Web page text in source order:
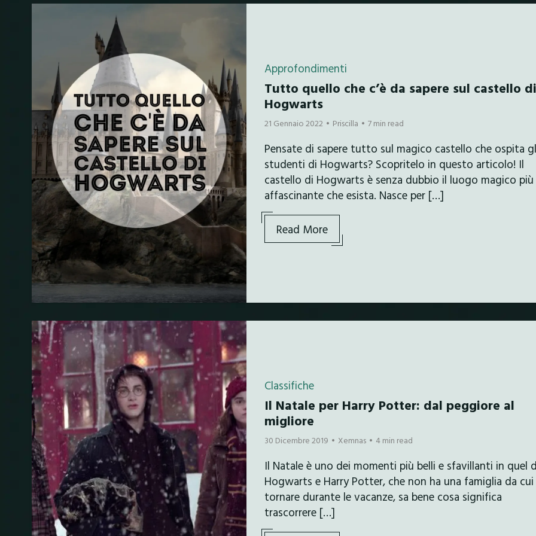
Approfondimenti
Tutto quello che c’è da sapere sul castello
Hogwarts
21 Gennaio 2022 Priscilla 7 min read
Pensate di sapere tutto sul magico castello che ospita
studenti di Hogwarts? Scopritelo in questo articolo! Il
castello di Hogwarts è senza dubbio il luogo magico più
affascinante che esista. Nasce per […]
Read More
Classifiche
Il Natale per Harry Potter: dal peggiore al
migliore
30 Dicembre 2019 Xemnas 4 min read
Il Natale è uno dei momenti più belli e sfavillanti in quel
Hogwarts e Harry Potter, che non ha una famiglia da cui
tornare durante le vacanze, sa bene cosa significa
trascorrere […]